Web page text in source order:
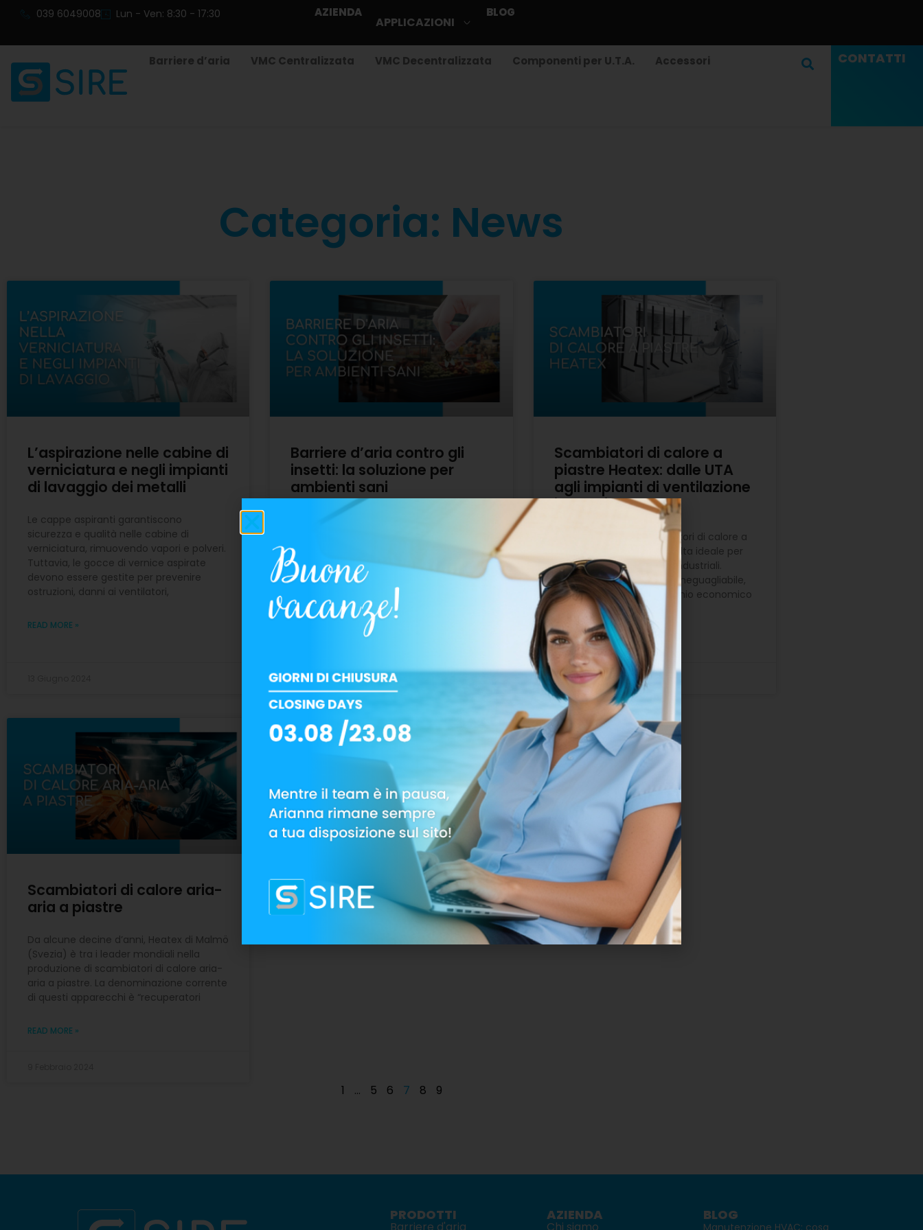
039 6049008 Lun - Ven: 8:30 - 17:30 AZIENDA
APPLICAZIONI
BLOG
Barriere d’aria VMC Centralizzata VMC Decentralizzata Componenti per U.T.A. Accessori CONTATTI
Categoria: News
L’aspirazione nelle cabine di
verniciatura e negli impianti
di lavaggio dei metalli
Le cappe aspiranti garantiscono
sicurezza e qualità nelle cabine di
verniciatura, rimuovendo vapori e polveri.
Tuttavia, le gocce di vernice aspirate
devono essere gestite per prevenire
ostruzioni, danni ai ventilatori,
READ MORE »
Barriere d’aria contro gli
insetti: la soluzione per
ambienti sani
garantendo un ambiente sano. Riduci la
perdita di calore, risparmia energia e
scegli tra una vasta gamma di
READ MORE »
8 Maggio 2024
Scambiatori di calore a
piastre Heatex: dalle UTA
agli impianti di ventilazione
industriale
Scopri perché gli scambiatori di calore a
piastre Heatex sono la scelta ideale per
installatori e applicazioni industriali.
Approfondisci l’efficienza ineguagliabile,
la compattezza e il risparmio economico
di questa rivoluzione
READ MORE »
9 Aprile 2024
Scambiatori di calore aria-
aria a piastre
Da alcune decine d’anni, Heatex di Malmö
(Svezia) è tra i leader mondiali nella
produzione di scambiatori di calore aria-
aria a piastre. La denominazione corrente
di questi apparecchi è “recuperatori
READ MORE »
1 … 5 6 7 8 9
PRODOTTI AZIENDA BLOG